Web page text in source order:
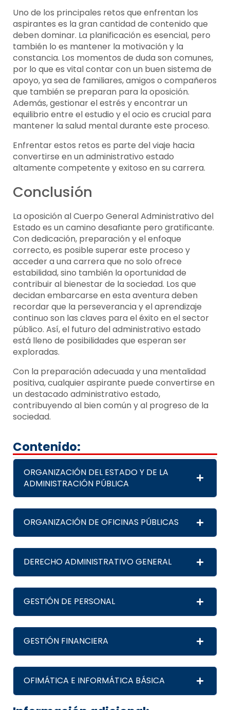
Uno de los principales retos que enfrentan los
aspirantes es la gran cantidad de contenido que
deben dominar. La planificación es esencial, pero
también lo es mantener la motivación y la
constancia. Los momentos de duda son comunes,
por lo que es vital contar con un buen sistema de
apoyo, ya sea de familiares, amigos o compañeros
que también se preparan para la oposición.
Además, gestionar el estrés y encontrar un
equilibrio entre el estudio y el ocio es crucial para
mantener la salud mental durante este proceso.
Enfrentar estos retos es parte del viaje hacia
convertirse en un administrativo estado
altamente competente y exitoso en su carrera.
Conclusión
La oposición al Cuerpo General Administrativo del
Estado es un camino desafiante pero gratificante.
Con dedicación, preparación y el enfoque
correcto, es posible superar este proceso y
acceder a una carrera que no solo ofrece
estabilidad, sino también la oportunidad de
contribuir al bienestar de la sociedad. Los que
decidan embarcarse en esta aventura deben
recordar que la perseverancia y el aprendizaje
continuo son las claves para el éxito en el sector
público. Así, el futuro del administrativo estado
está lleno de posibilidades que esperan ser
exploradas.
Con la preparación adecuada y una mentalidad
positiva, cualquier aspirante puede convertirse en
un destacado administrativo estado,
contribuyendo al bien común y al progreso de la
sociedad.
Contenido:
ORGANIZACIÓN DEL ESTADO Y DE LA
ADMINISTRACIÓN PÚBLICA
ORGANIZACIÓN DE OFICINAS PÚBLICAS
DERECHO ADMINISTRATIVO GENERAL
GESTIÓN DE PERSONAL
GESTIÓN FINANCIERA
OFIMÁTICA E INFORMÁTICA BÁSICA